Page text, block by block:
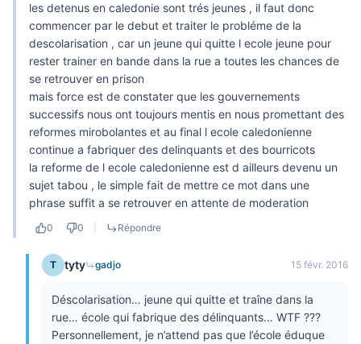
les detenus en caledonie sont trés jeunes , il faut donc
commencer par le debut et traiter le probléme de la
descolarisation , car un jeune qui quitte l ecole jeune pour
rester trainer en bande dans la rue a toutes les chances de
se retrouver en prison
mais force est de constater que les gouvernements
successifs nous ont toujours mentis en nous promettant des
reformes mirobolantes et au final l ecole caledonienne
continue a fabriquer des delinquants et des bourricots
la reforme de l ecole caledonienne est d ailleurs devenu un
sujet tabou , le simple fait de mettre ce mot dans une
phrase suffit a se retrouver en attente de moderation
0 0 Répondre
T tyty gadjo 15 févr. 2016
Déscolarisation… jeune qui quitte et traîne dans la
rue… école qui fabrique des délinquants… WTF ???
Personnellement, je n’attend pas que l’école éduque